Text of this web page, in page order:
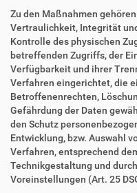
Zu den Maßnahmen
Vertraulichkeit, Integrität
Kontrolle des physischen
betreffenden Zugriffs, der
Verfügbarkeit und ihrer
Verfahren eingerichtet, die
Betroffenenrechten,
Gefährdung der Daten
den Schutz
Entwicklung, bzw. Auswahl
Verfahren, entsprechend
Technikgestaltung und
Voreinstellungen (Art. 25